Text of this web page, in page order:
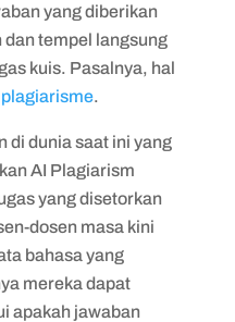
yang diberikan
tempel langsung
kuis. Pasalnya, hal
.
di dunia saat ini yang
AI Plagiarism
yang disetorkan
dosen masa kini
bahasa yang
mereka dapat
apakah jawaban